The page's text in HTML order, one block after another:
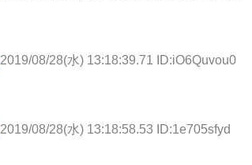
2019/08/28(水) 13:18:39.71 ID:iO6Quvou0
2019/08/28(水) 13:18:58.53 ID:1e705sfyd